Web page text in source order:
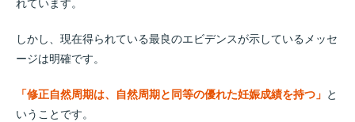
しかし、現在得られている最良のエビデンスが示しているメッセ
ージは明確です。
「修正自然周期は、自然周期と同等の優れた妊娠成績を持つ」 と
いうことです。